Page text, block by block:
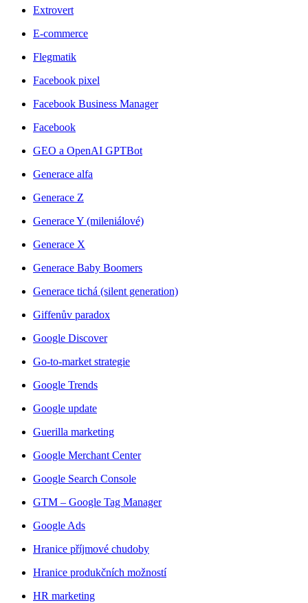
Extrovert
E-commerce
Flegmatik
Facebook pixel
Facebook Business Manager
Facebook
GEO a OpenAI GPTBot
Generace alfa
Generace Z
Generace Y (mileniálové)
Generace X
Generace Baby Boomers
Generace tichá (silent generation)
Giffenův paradox
Google Discover
Go-to-market strategie
Google Trends
Google update
Guerilla marketing
Google Merchant Center
Google Search Console
GTM – Google Tag Manager
Google Ads
Hranice příjmové chudoby
Hranice produkčních možností
HR marketing